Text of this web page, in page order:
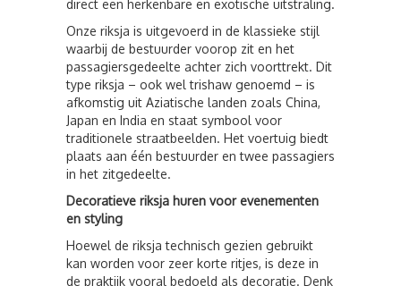
direct een herkenbare en exotische uitstraling.
Onze riksja is uitgevoerd in de klassieke stijl
waarbij de bestuurder voorop zit en het
passagiersgedeelte achter zich voorttrekt. Dit
type riksja – ook wel trishaw genoemd – is
afkomstig uit Aziatische landen zoals China,
Japan en India en staat symbool voor
traditionele straatbeelden. Het voertuig biedt
plaats aan één bestuurder en twee passagiers
in het zitgedeelte.
Decoratieve riksja huren voor evenementen
en styling
Hoewel de riksja technisch gezien gebruikt
kan worden voor zeer korte ritjes, is deze in
de praktijk vooral bedoeld als decoratie. Denk